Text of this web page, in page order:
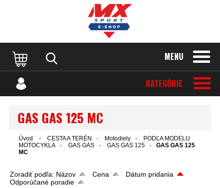
MENU
KATEGÓRIE
GAS GAS 125 MC
Úvod CESTA A TERÉN Motodiely
PODĽA MODELU
MOTOCYKLA
GAS GAS GAS GAS 125
GAS GAS 125
MC
Zoradiť podľa: Názov Cena
Dátum pridania
Odporúčané poradie